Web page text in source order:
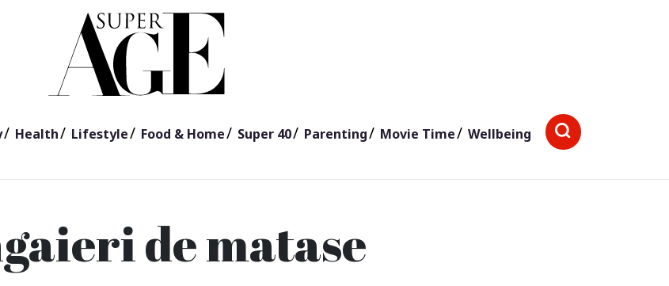
Health Lifestyle Food & Home Super 40 Parenting Movie Time Wellbeing
de matase